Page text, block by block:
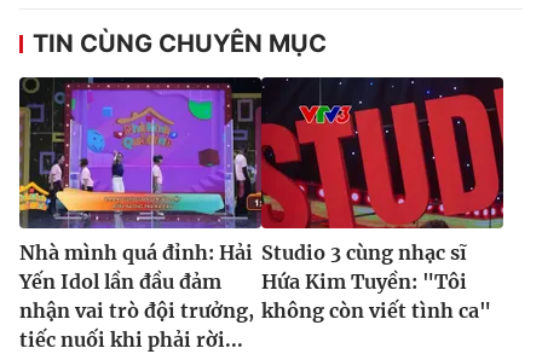
TIN CÙNG CHUYÊN MỤC
Nhà mình quá đỉnh: Hải
Yến Idol lần đầu đảm
nhận vai trò đội trưởng,
tiếc nuối khi phải rời...
Studio 3 cùng nhạc sĩ
Hứa Kim Tuyền: "Tôi
không còn viết tình ca"